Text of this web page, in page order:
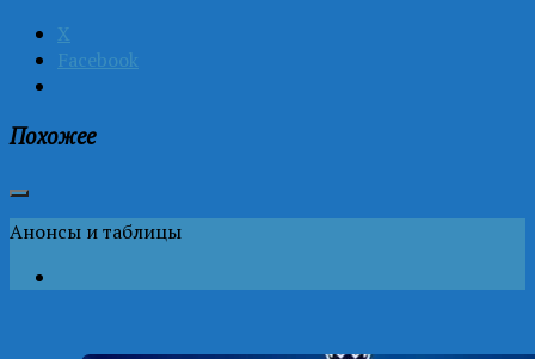
X
Facebook
Похожее
Анонсы и таблицы